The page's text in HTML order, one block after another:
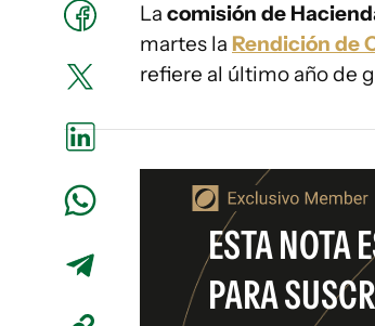
La comisión de
martes la Rendición de
refiere al último año de
ESTA NOTA
PARA